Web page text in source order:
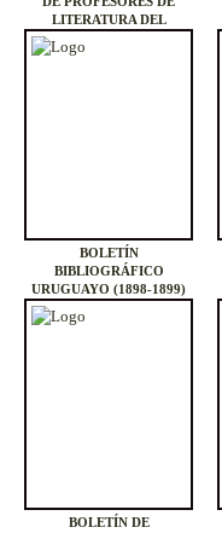
LITERATURA DEL
URUGUAY (1996)
BOLETÍN
BIBLIOGRÁFICO
URUGUAYO (1898-1899)
BOLETÍN DE